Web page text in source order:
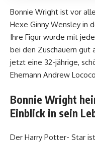
Bonnie Wright ist vor
Hexe Ginny Wensley in
Ihre Figur wurde mit
bei den Zuschauern gut
jetzt eine 32-jährige,
Ehemann Andrew
Bonnie Wright
Einblick in sein
Der Harry Potter- Star